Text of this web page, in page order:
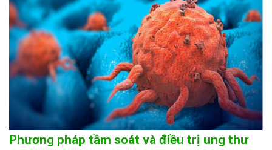
Phương pháp tầm soát và điều trị ung thư